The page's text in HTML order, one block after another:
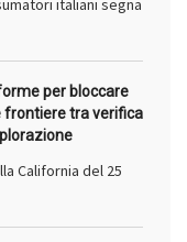
italiani segna
per bloccare
frontiere tra verifica
California del 25